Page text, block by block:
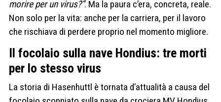
morire per un virus?”. Ma la paura c’era, concreta, reale.
Non solo per la vita: anche per la carriera, per il lavoro
che rischiava di perdere proprio nel momento migliore.
Il focolaio sulla nave Hondius: tre morti
per lo stesso virus
La storia di Hasenhuttl è tornata d’attualità a causa del